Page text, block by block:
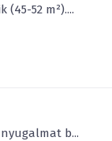
52 m²)....
b...